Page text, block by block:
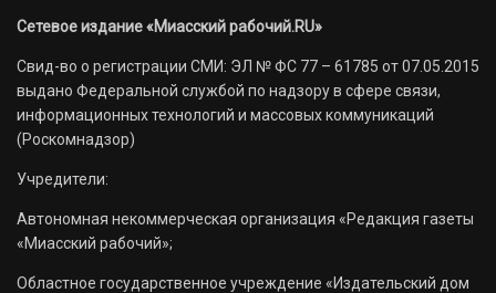
Сетевое издание «Миасский рабочий.RU»
Свид-во о регистрации СМИ: ЭЛ № ФС 77 – 61785 от 07.05.2015
выдано Федеральной службой по надзору в сфере связи,
информационных технологий и массовых коммуникаций
(Роскомнадзор)
Учредители:
Автономная некоммерческая организация «Редакция газеты
«Миасский рабочий»;
Областное государственное учреждение «Издательский дом